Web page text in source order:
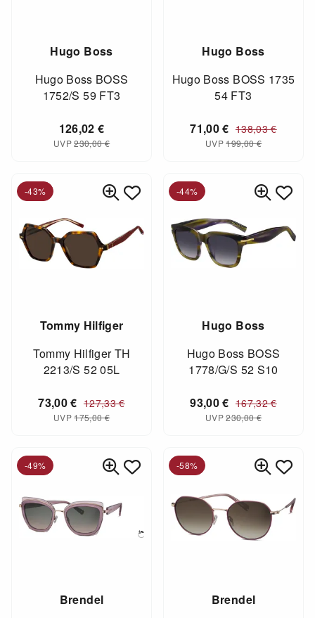
Hugo Boss
Hugo Boss BOSS
1752/S 59 FT3
126,02€
UVP230,00€
Hugo Boss
Hugo Boss BOSS 1735
54 FT3
71,00€ 138,03€
UVP199,00€
Tommy Hilfiger
Tommy Hilfiger TH
2213/S 52 05L
73,00€ 127,33€
UVP175,00€
-43%
Hugo Boss
Hugo Boss BOSS
1778/G/S 52 S10
93,00€ 167,32€
UVP230,00€
-44%
Brendel
-49%
Brendel
-58%